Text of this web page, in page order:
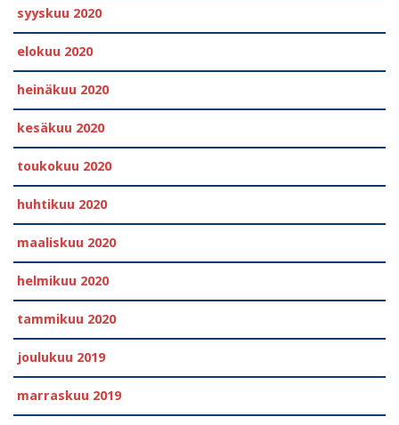
syyskuu 2020
elokuu 2020
heinäkuu 2020
kesäkuu 2020
toukokuu 2020
huhtikuu 2020
maaliskuu 2020
helmikuu 2020
tammikuu 2020
joulukuu 2019
marraskuu 2019